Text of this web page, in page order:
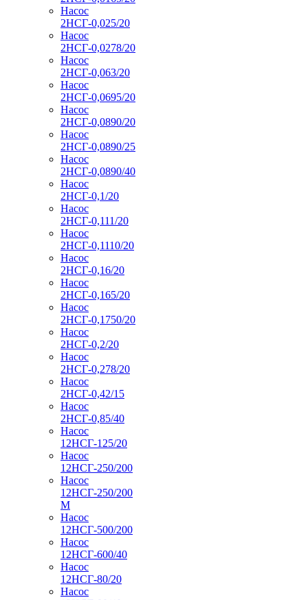
Насос
2НСГ-0,025/20
Насос
2НСГ-0,0278/20
Насос
2НСГ-0,063/20
Насос
2НСГ-0,0695/20
Насос
2НСГ-0,0890/20
Насос
2НСГ-0,0890/25
Насос
2НСГ-0,0890/40
Насос
2НСГ-0,1/20
Насос
2НСГ-0,111/20
Насос
2НСГ-0,1110/20
Насос
2НСГ-0,16/20
Насос
2НСГ-0,165/20
Насос
2НСГ-0,1750/20
Насос
2НСГ-0,2/20
Насос
2НСГ-0,278/20
Насос
2НСГ-0,42/15
Насос
2НСГ-0,85/40
Насос
12НСГ-125/20
Насос
12НСГ-250/200
Насос
12НСГ-250/200
М
Насос
12НСГ-500/200
Насос
12НСГ-600/40
Насос
12НСГ-80/20
Насос